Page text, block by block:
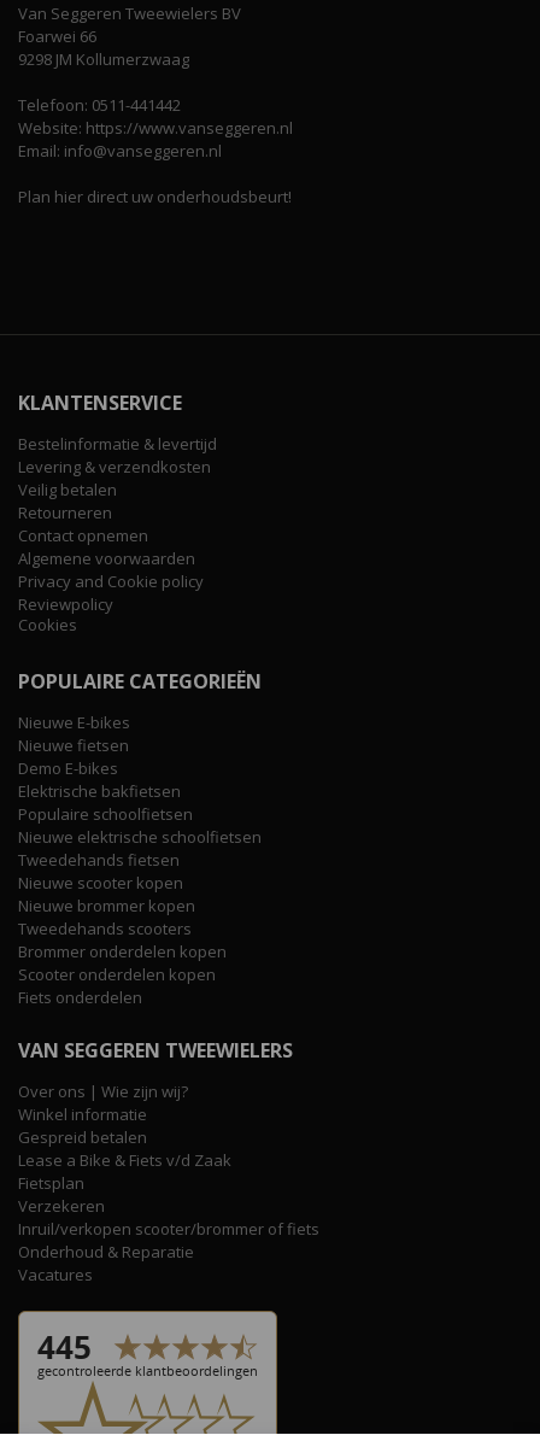
Van Seggeren Tweewielers BV
Foarwei 66
9298 JM Kollumerzwaag
Telefoon: 0511-441442
Website: https://www.vanseggeren.nl
Email: info@vanseggeren.nl
Plan hier direct uw onderhoudsbeurt!
KLANTENSERVICE
Bestelinformatie & levertijd
Levering & verzendkosten
Veilig betalen
Retourneren
Contact opnemen
Algemene voorwaarden
Privacy and Cookie policy
Reviewpolicy
Cookies
POPULAIRE CATEGORIEËN
Nieuwe E-bikes
Nieuwe fietsen
Demo E-bikes
Elektrische bakfietsen
Populaire schoolfietsen
Nieuwe elektrische schoolfietsen
Tweedehands fietsen
Nieuwe scooter kopen
Nieuwe brommer kopen
Tweedehands scooters
Brommer onderdelen kopen
Scooter onderdelen kopen
Fiets onderdelen
VAN SEGGEREN TWEEWIELERS
Over ons | Wie zijn wij?
Winkel informatie
Gespreid betalen
Lease a Bike & Fiets v/d Zaak
Fietsplan
Verzekeren
Inruil/verkopen scooter/brommer of fiets
Onderhoud & Reparatie
Vacatures